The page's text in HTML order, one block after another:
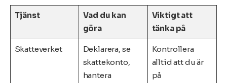
Tjänst
Vad du kan
göra
Viktigt att
tänka på
Skatteverket
Deklarera, se
skattekonto,
hantera
Kontrollera
alltid att du är
på